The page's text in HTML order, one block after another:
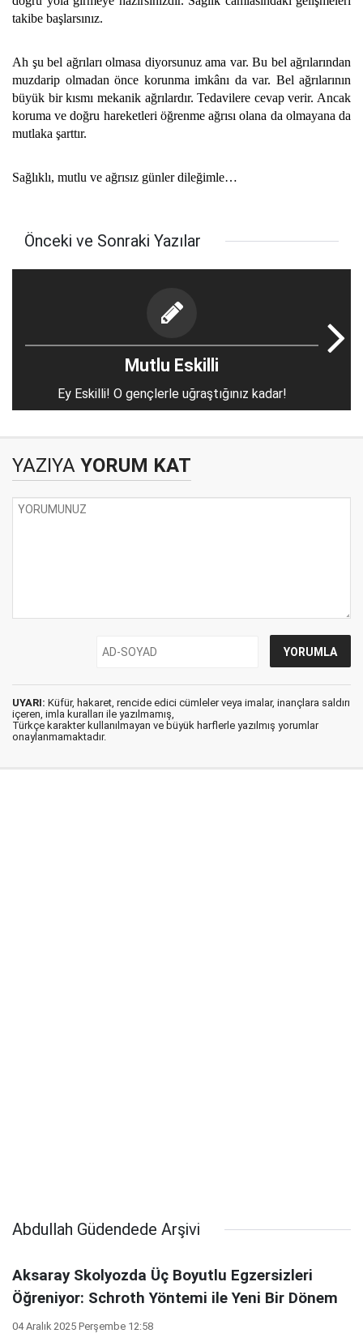
takibe başlarsınız.
Ah şu bel ağrıları olmasa diyorsunuz ama var. Bu bel ağrılarından
muzdarip olmadan önce korunma imkânı da var. Bel ağrılarının
büyük bir kısmı mekanik ağrılardır. Tedavilere cevap verir. Ancak
koruma ve doğru hareketleri öğrenme ağrısı olana da olmayana da
mutlaka şarttır.
Sağlıklı, mutlu ve ağrısız günler dileğimle…
Önceki ve Sonraki Yazılar
Mutlu Eskilli
Ey Eskilli! O gençlerle uğraştığınız kadar!
YAZIYA YORUM KAT
UYARI: Küfür, hakaret, rencide edici cümleler veya imalar, inançlara saldırı
içeren, imla kuralları ile yazılmamış,
Türkçe karakter kullanılmayan ve büyük harflerle yazılmış yorumlar
onaylanmamaktadır.
Abdullah Güdendede Arşivi
Aksaray Skolyozda Üç Boyutlu Egzersizleri
Öğreniyor: Schroth Yöntemi ile Yeni Bir Dönem
04 Aralık 2025 Perşembe 12:58